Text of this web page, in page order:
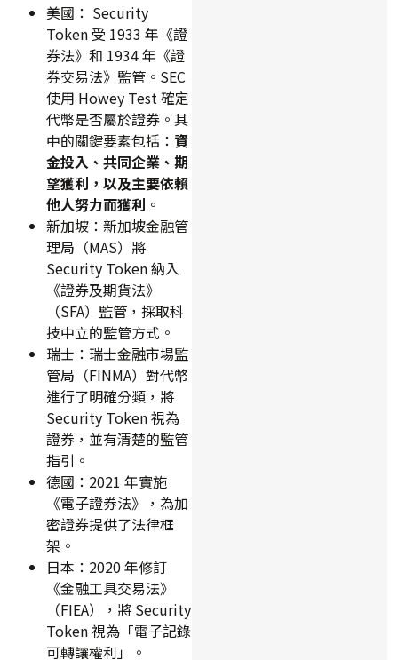
美國： Security
Token 受 1933 年《證
券法》和 1934 年《證
券交易法》監管。SEC
使用 Howey Test 確定
代幣是否屬於證券。其
中的關鍵要素包括： 資
金投入、共同企業、期
望獲利，以及主要依賴
他人努力而獲利 。
新加坡：新加坡金融管
理局（MAS）將
Security Token 納入
《證券及期貨法》
（SFA）監管，採取科
技中立的監管方式。
瑞士：瑞士金融市場監
管局（FINMA）對代幣
進行了明確分類，將
Security Token 視為
證券，並有清楚的監管
指引。
德國：2021 年實施
《電子證券法》，為加
密證券提供了法律框
架。
日本：2020 年修訂
《金融工具交易法》
（FIEA），將 Security
Token 視為「電子記錄
可轉讓權利」。